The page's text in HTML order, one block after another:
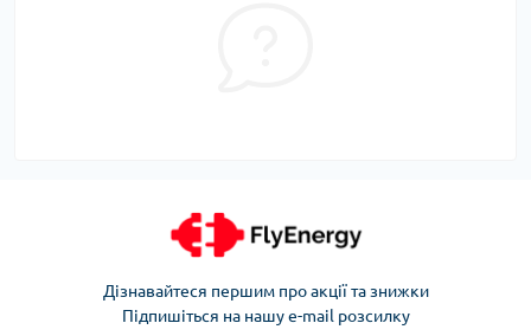
Дізнавайтеся першим про акції та знижки
Підпишіться на нашу e-mail розсилку